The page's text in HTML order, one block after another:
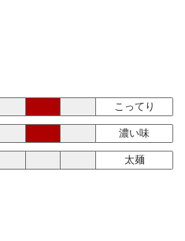
こってり
濃い味
太麺